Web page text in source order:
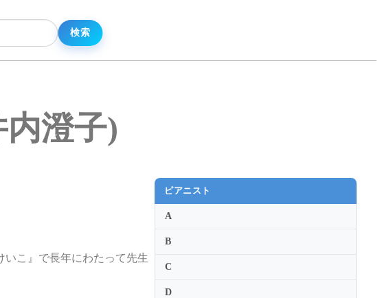
澄子)
こ』で長年にわたって先生
ピアニスト
A
B
C
D